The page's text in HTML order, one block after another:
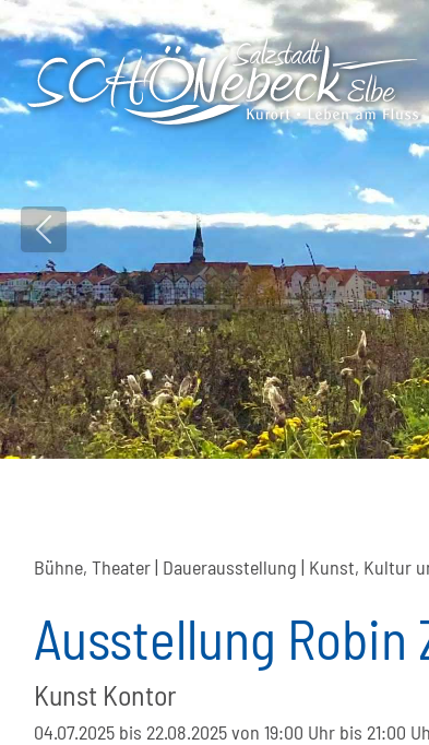
Vorheriges Bild
Bühne, Theater | Dauerausstellung | Kunst, Kultur
Ausstellung Robin
Kunst Kontor
04.07.2025 bis 22.08.2025von 19:00 Uhr bis 21:00